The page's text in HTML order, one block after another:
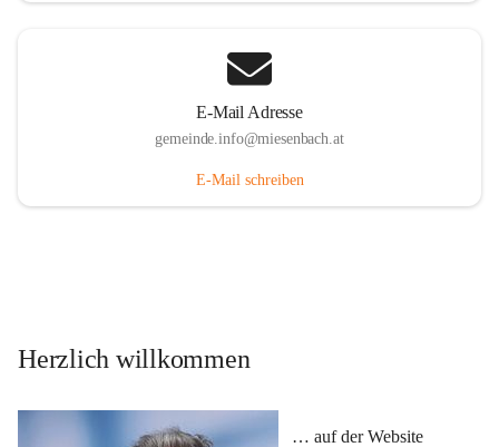
E-Mail Adresse
gemeinde.info@miesenbach.at
E-Mail schreiben
Herzlich willkommen
… auf der Website